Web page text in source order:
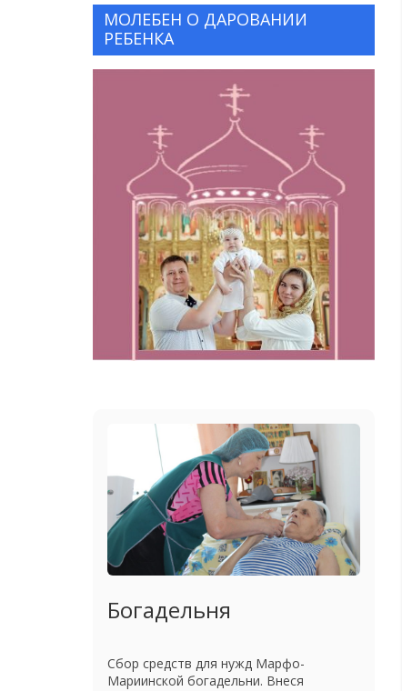
МОЛЕБЕН О ДАРОВАНИИ
РЕБЕНКА
Богадельня
Сбор средств для нужд Марфо-
Мариинской богадельни. Внеся